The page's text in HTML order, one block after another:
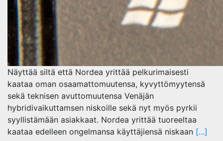
Näyttää siltä että Nordea yrittää pelkurimaisesti
kaataa oman osaamattomuutensa, kyvyttömyytensä
sekä teknisen avuttomuutensa Venäjän
hybridivaikuttamsen niskoille sekä nyt myös pyrkii
syyllistämään asiakkaat. Nordea yrittää tuoreeltaa
kaataa edelleen ongelmansa käyttäjiensä niskaan [...]